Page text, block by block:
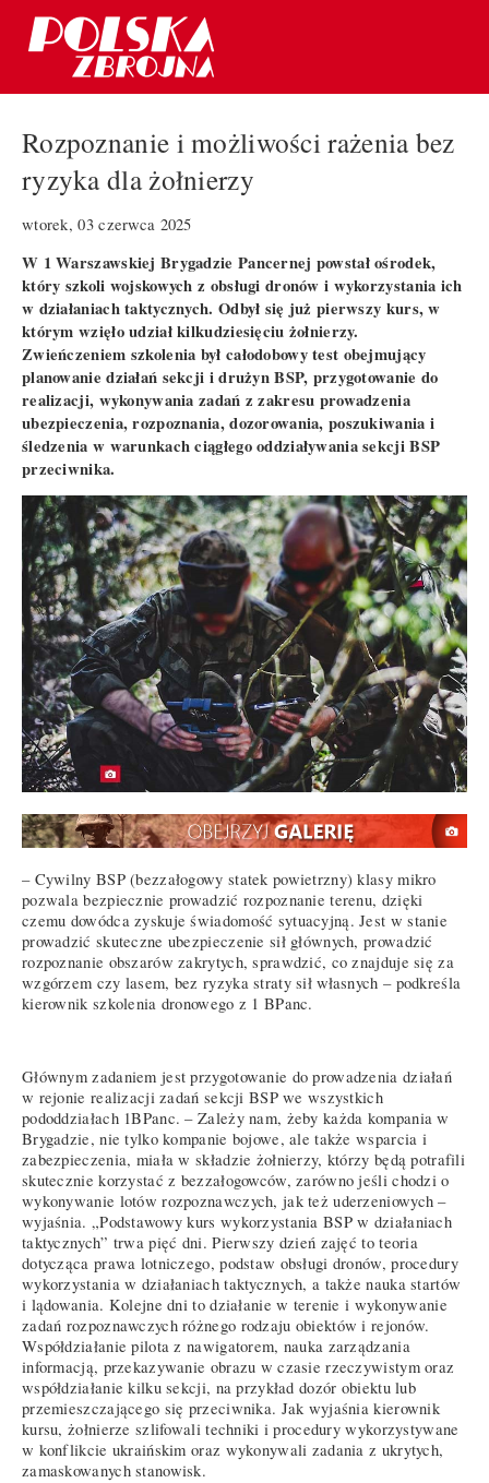
Rozpoznanie i możliwości rażenia bez
ryzyka dla żołnierzy
wtorek, 03 czerwca 2025
W 1 Warszawskiej Brygadzie Pancernej powstał ośrodek,
który szkoli wojskowych z obsługi dronów i wykorzystania ich
w działaniach taktycznych. Odbył się już pierwszy kurs, w
którym wzięło udział kilkudziesięciu żołnierzy.
Zwieńczeniem szkolenia był całodobowy test obejmujący
planowanie działań sekcji i drużyn BSP, przygotowanie do
realizacji, wykonywania zadań z zakresu prowadzenia
ubezpieczenia, rozpoznania, dozorowania, poszukiwania i
śledzenia w warunkach ciągłego oddziaływania sekcji BSP
przeciwnika.
– Cywilny BSP (bezzałogowy statek powietrzny) klasy mikro
pozwala bezpiecznie prowadzić rozpoznanie terenu, dzięki
czemu dowódca zyskuje świadomość sytuacyjną. Jest w stanie
prowadzić skuteczne ubezpieczenie sił głównych, prowadzić
rozpoznanie obszarów zakrytych, sprawdzić, co znajduje się za
wzgórzem czy lasem, bez ryzyka straty sił własnych – podkreśla
kierownik szkolenia dronowego z 1 BPanc.
Głównym zadaniem jest przygotowanie do prowadzenia działań
w rejonie realizacji zadań sekcji BSP we wszystkich
pododdziałach 1BPanc. – Zależy nam, żeby każda kompania w
Brygadzie, nie tylko kompanie bojowe, ale także wsparcia i
zabezpieczenia, miała w składzie żołnierzy, którzy będą potrafili
skutecznie korzystać z bezzałogowców, zarówno jeśli chodzi o
wykonywanie lotów rozpoznawczych, jak też uderzeniowych –
wyjaśnia. „Podstawowy kurs wykorzystania BSP w działaniach
taktycznych” trwa pięć dni. Pierwszy dzień zajęć to teoria
dotycząca prawa lotniczego, podstaw obsługi dronów, procedury
wykorzystania w działaniach taktycznych, a także nauka startów
i lądowania. Kolejne dni to działanie w terenie i wykonywanie
zadań rozpoznawczych różnego rodzaju obiektów i rejonów.
Współdziałanie pilota z nawigatorem, nauka zarządzania
informacją, przekazywanie obrazu w czasie rzeczywistym oraz
współdziałanie kilku sekcji, na przykład dozór obiektu lub
przemieszczającego się przeciwnika. Jak wyjaśnia kierownik
kursu, żołnierze szlifowali techniki i procedury wykorzystywane
w konflikcie ukraińskim oraz wykonywali zadania z ukrytych,
zamaskowanych stanowisk.